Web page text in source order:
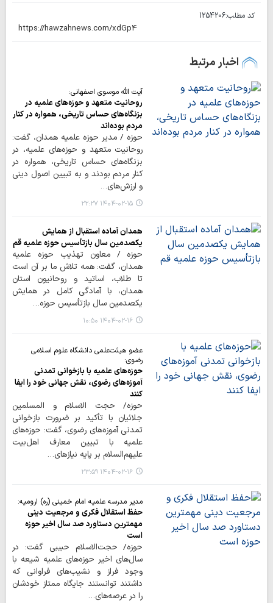
کد مطلب:1254206
اخبار مرتبط
آیت الله موسوی اصفهانی:
روحانیت متعهد و حوزه‌های علمیه در
بزنگاه‌های حساس تاریخی، همواره در کنار
مردم بوده‌اند
حوزه / مدیر حوزه علمیه همدان، گفت:
روحانیت متعهد و حوزه‌های علمیه، در
بزنگاه‌های حساس تاریخی، همواره در
کنار مردم بودند و به تبیین اصول دینی
و ارزش‌های…
۱۴۰۴-۰۲-۱۵ ۲۲:۲۷
همدان آماده استقبال از همایش
یکصدمین سال بازتأسیس حوزه علمیه قم
حوزه / معاون تهذیب حوزه علمیه
همدان، گفت: همه تلاش ما بر آن است
تا طلاب، اساتید و روحانیون استان
همدان، با آمادگی کامل در همایش
یکصدمین سال بازتأسیس حوزه…
۱۴۰۴-۰۲-۱۶ ۱۰:۵۰
عضو هیئت‌علمی دانشگاه علوم اسلامی
رضوی:
حوزه‌های علمیه با بازخوانی تمدنی
آموزه‌های رضوی، نقش جهانی خود را ایفا
کنند
حوزه/ حجت الاسلام و المسلمین
جلائیان با تأکید بر ضرورت بازخوانی
تمدنی آموزه‌های رضوی، گفت: حوزه‌های
علمیه با تبیین معارف اهل‌بیت
علیهم‌السلام بر پایه نیازهای…
۱۴۰۴-۰۲-۱۶ ۲۳:۵۹
مدیر مدرسه علمیه امام خمینی (ره) ارومیه:
حفظ استقلال فکری و مرجعیت دینی
مهمترین دستاورد صد سال اخیر حوزه
است
حوزه/ حجت‌الاسلام حبیبی گفت: در
سال‌های اخیر حوزه‌های علمیه شیعه با
وجود فراز و نشیب‌های فراوانی که
داشتند توانستند جایگاه ممتاز خودشان
را در عرصه‌های…